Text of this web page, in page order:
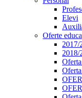
Elevi
Oferte
2017/
2018/